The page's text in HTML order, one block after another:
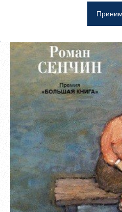
Ещё
Фотоальбом
Восстановить пароль
Зарегистрироваться